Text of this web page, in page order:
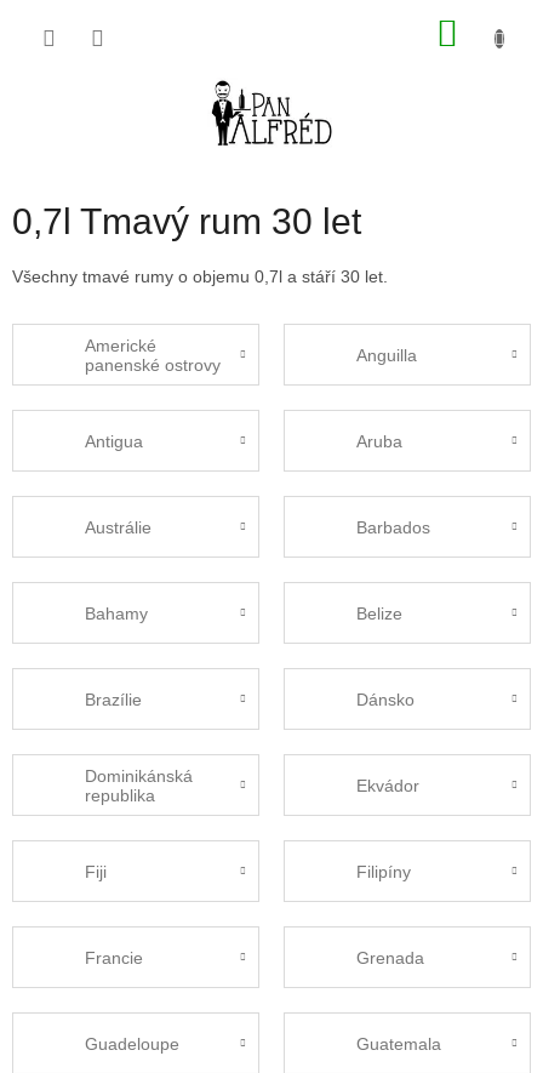
0,7l Tmavý rum 30 let
Všechny tmavé rumy o objemu 0,7l a stáří 30 let.
Americké
panenské ostrovy
Anguilla
Antigua Aruba
Austrálie Barbados
Bahamy Belize
Brazílie Dánsko
Dominikánská
republika
Ekvádor
Fiji Filipíny
Francie Grenada
Guadeloupe Guatemala